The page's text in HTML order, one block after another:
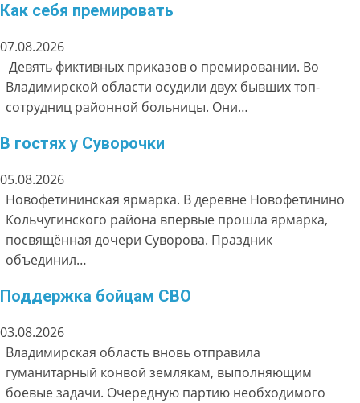
Как себя премировать
07.08.2026
Девять фиктивных приказов о премировании. Во
Владимирской области осудили двух бывших топ-
сотрудниц районной больницы. Они…
В гостях у Суворочки
05.08.2026
Новофетининская ярмарка. В деревне Новофетинино
Кольчугинского района впервые прошла ярмарка,
посвящённая дочери Суворова. Праздник
объединил…
Поддержка бойцам СВО
03.08.2026
Владимирская область вновь отправила
гуманитарный конвой землякам, выполняющим
боевые задачи. Очередную партию необходимого